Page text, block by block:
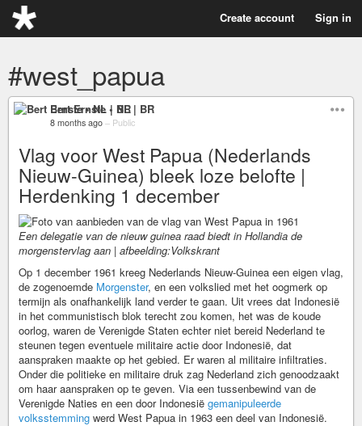
Create account Sign in
#west_papua
Bert Ernste • NL | BR
8 months ago – Public
Vlag voor West Papua (Nederlands
Nieuw-Guinea) bleek loze belofte |
Herdenking 1 december
Een delegatie van de nieuw guinea raad biedt in Hollandia de
morgenstervlag aan | afbeelding:Volkskrant
Op 1 december 1961 kreeg Nederlands Nieuw-Guinea een eigen vlag,
de zogenoemde Morgenster, en een volkslied met het oogmerk op
termijn als onafhankelijk land verder te gaan. Uit vrees dat Indonesië
in het communistisch blok terecht zou komen, het was de koude
oorlog, waren de Verenigde Staten echter niet bereid Nederland te
steunen tegen eventuele militaire actie door Indonesië, dat
aanspraken maakte op het gebied. Er waren al militaire infiltraties.
Onder die politieke en militaire druk zag Nederland zich genoodzaakt
om haar aanspraken op te geven. Via een tussenbewind van de
Verenigde Naties en een door Indonesië gemanipuleerde
volksstemming werd West Papua in 1963 een deel van Indonesië.